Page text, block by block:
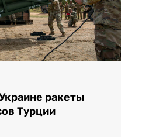
ракеты
Турции